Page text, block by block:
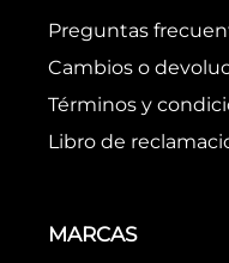
Preguntas
Cambios o
Términos y
Libro de
MARCAS